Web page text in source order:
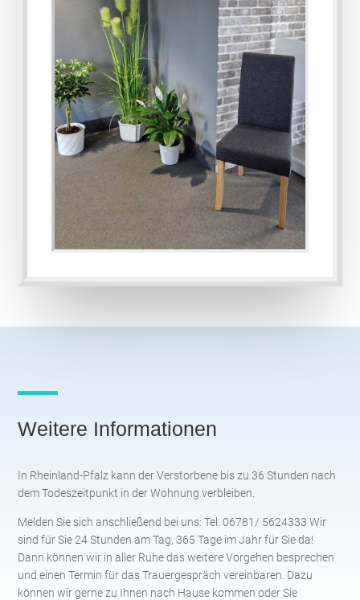
Weitere Informationen
In Rheinland-Pfalz kann der Verstorbene bis zu 36 Stunden nach
dem Todeszeitpunkt in der Wohnung verbleiben.
Melden Sie sich anschließend bei uns: Tel. 06781/ 5624333 Wir
sind für Sie 24 Stunden am Tag, 365 Tage im Jahr für Sie da!
Dann können wir in aller Ruhe das weitere Vorgehen besprechen
und einen Termin für das Trauergespräch vereinbaren. Dazu
können wir gerne zu Ihnen nach Hause kommen oder Sie